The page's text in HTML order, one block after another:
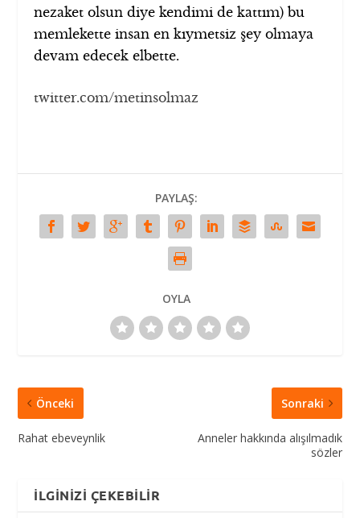
nezaket olsun diye kendimi de kattım) bu
memlekette insan en kıymetsiz şey olmaya
devam edecek elbette.
twitter.com/metinsolmaz
PAYLAŞ:
OYLA
Önceki
Rahat ebeveynlik
Sonraki
Anneler hakkında alışılmadık
sözler
İLGINIZI ÇEKEBILIR